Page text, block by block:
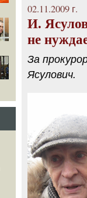
02.11.2009 г.
И.
не
За
Ясулович.